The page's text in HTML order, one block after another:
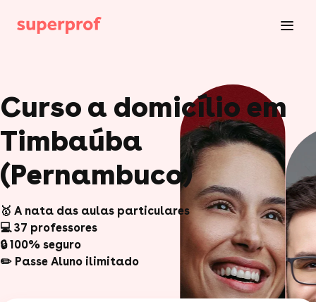
Curso a domicílio em
Timbaúba
(Pernambuco)
🥇 A nata das aulas particulares
💻 37 professores
🔒 100% seguro
✏️ Passe Aluno ilimitado